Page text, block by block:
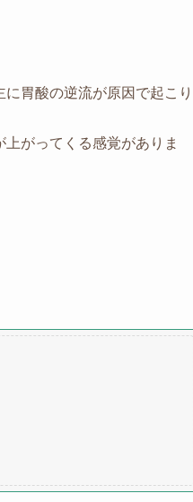
胃酸の逆流が原因で起こり
がってくる感覚がありま